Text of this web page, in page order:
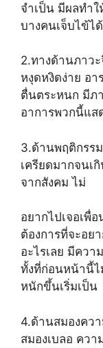
จำเป็น มีผลทำ
บางคนเจ็บไข้ไ
2.ทางด้านภาว
หงุดหงิดง่าย อ
ตื่นตระหนก มีภ
อาการพวกนี้แส
3.ด้านพฤติกรร
เครียดมากจนเ
จากสังคม ไม่
อยากไปเจอเพื่
ต้องการที่จะอย
อะไรเลย มีคว
ทั้งที่ก่อนหน้านี้ไ
หนักขึ้นเริ่มเป็น
4.ด้านสมองคว
สมองเบลอ ควา